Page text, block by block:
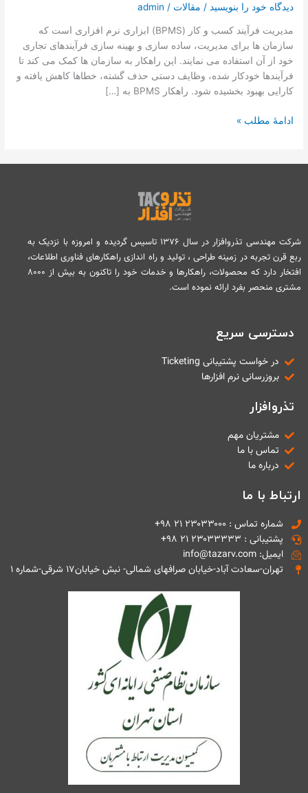
دیدگاه‌ خود را بنویسید / مقالات /
admin
مدیریت فرآیند کسب و کار (BPMS) ابزاری نرم افزاری است که
سازمان ها برای مدیریت، ساده سازی و بهینه سازی فرآیندهای تجاری
خود از آن استفاده می نمایند. این راهکار به سازمان ها کمک می کند تا
فرآیندها خودکار شده، وظایف دستی حذف گشته، خطاها کاهش یافته و
کارایی بهبود بخشیده شود. راهکار BPMS به […]
ادامۀ مطلب »
شرکت مهندسی تذروافزار در سال ۱۳۷۶ تاسیس گردیده و امروزه با نزدیک به
ربع قرن تجربه در زمینه طراحی ، تولید و راه اندازی راهکارهای فناوری اطلاعات،
افتخار دارد که محصولات، راهکارها و خدمات خود را تاکنون به بیش از ۸۰۰۰
مشتری منحصر بفرد ارائه نموده است.
دسترسی سریع
در خواست پشتیبانی Ticketing
بروزرسانی نرم افزارها
تذروافزار
مشتریان مهم
تماس با ما
درباره ما
ارتباط با ما
شماره تماس : ۲۳۰۳۳۰۰۰ ۲۱ ۹۸+
پشتیبانی : ۲۳۰۳۳۳۳۳ ۲۱ ۹۸+
ایمیل: info@tazarv.com
تهران-سعادت آباد-خیابان صرافهای شمالی- نبش خیابان۱۷ شرقی-شماره ۱